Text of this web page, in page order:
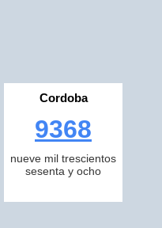
Cordoba
9368
nueve mil trescientos
sesenta y ocho